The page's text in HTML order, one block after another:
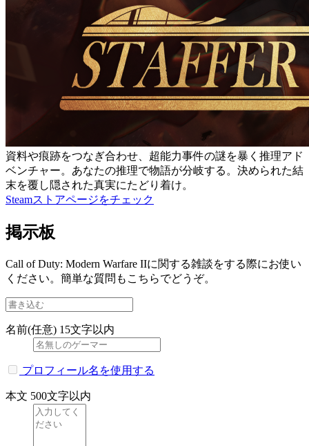
資料や痕跡をつなぎ合わせ、超能力事件の謎を暴く推理アド
ベンチャー。あなたの推理で物語が分岐する。決められた結
末を覆し隠された真実にたどり着け。
Steamストアページをチェック
掲示板
Call of Duty: Modern Warfare IIに関する雑談をする際にお使い
ください。簡単な質問もこちらでどうぞ。
名前(任意) 15文字以内
プロフィール名を使用する
本文 500文字以内